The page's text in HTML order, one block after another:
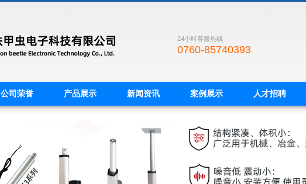
24小时客服热线
0760-85740393
公司荣誉 产品展示 新闻资讯 案例展示 人才招聘